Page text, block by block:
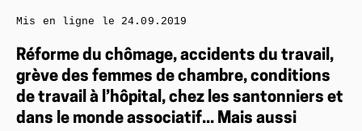
Réforme du chômage, accidents du travail,
grève des femmes de chambre, conditions
de travail à l’hôpital, chez les santonniers et
dans le monde associatif... Mais aussi
Mis en ligne le 24.09.2019